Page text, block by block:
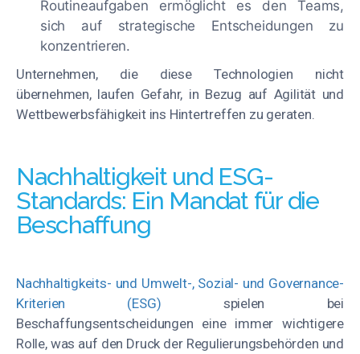
Routineaufgaben ermöglicht es den Teams,
sich auf strategische Entscheidungen zu
konzentrieren.
Unternehmen, die diese Technologien nicht
übernehmen, laufen Gefahr, in Bezug auf Agilität und
Wettbewerbsfähigkeit ins Hintertreffen zu geraten.
Nachhaltigkeit und ESG-
Standards: Ein Mandat für die
Beschaffung
Nachhaltigkeits- und Umwelt-, Sozial- und Governance-
Kriterien (ESG) spielen bei
Beschaffungsentscheidungen eine immer wichtigere
Rolle, was auf den Druck der Regulierungsbehörden und